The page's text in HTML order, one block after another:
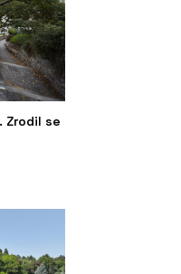
Zrodil se